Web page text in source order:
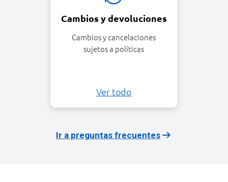
Cambios y cancelaciones